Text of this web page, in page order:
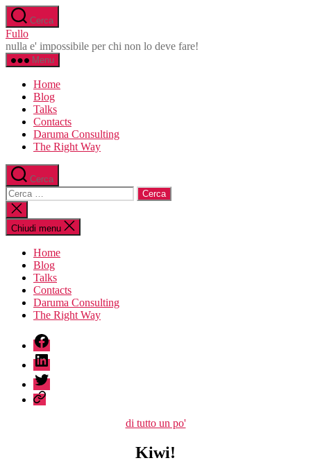
Salta
al
contenuto
Cerca
Fullo
nulla e' impossibile per chi non lo deve fare!
Menu
Home
Blog
Talks
Contacts
Daruma Consulting
The Right Way
Cerca
Cerca:
Chiudi
la
ricerca
Chiudi menu
Home
Blog
Talks
Contacts
Daruma Consulting
The Right Way
fb
linkedin
twitter
sessionize
Categorie
di tutto un po'
Kiwi!